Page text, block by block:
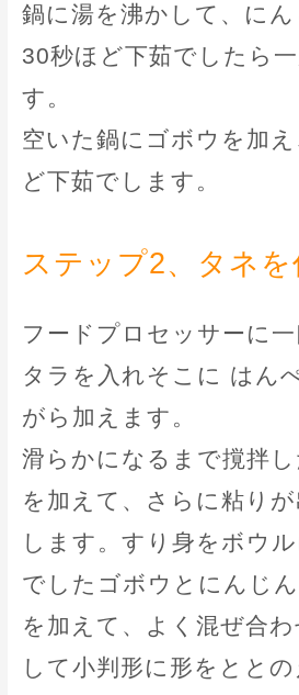
鍋に湯を沸かして、に
30秒ほど下茹でしたら
す。
空いた鍋にゴボウを加
ど下茹でします。
ステップ2、タネ
フードプロセッサーに
タラを入れそこに はん
がら加えます。
滑らかになるまで撹拌
を加えて、さらに粘り
します。すり身をボウ
でしたゴボウとにんじ
を加えて、よく混ぜ合
して小判形に形をととの